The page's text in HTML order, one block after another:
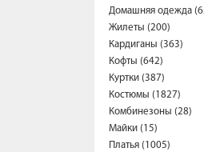
Домашняя одежда
Жилеты (200)
Кардиганы (363)
Кофты (642)
Куртки (387)
Костюмы (1827)
Комбинезоны (28)
Майки (15)
Платья (1005)